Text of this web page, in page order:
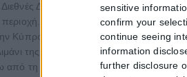
sensitive
confirm your
continue seeing
information
further disclosure
Δίκαιο, Ελλάδα, Κύπρος και
Σε αυτό το πλαίσιο, πριν από
Κύπρο, ώστε να λάβουν μέρος στην
της Χάιφα. Αφού διέσχισαν
από τη μύτη της Άγκυρας. Μάλιστα,